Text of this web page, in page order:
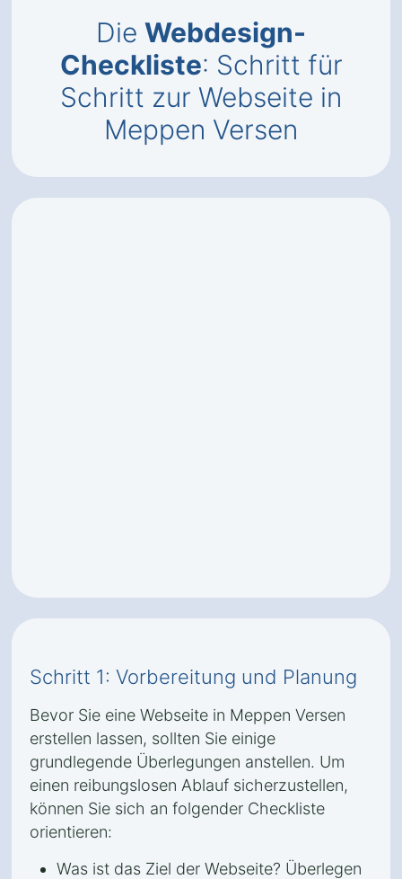
Die Webdesign-
Checkliste: Schritt für
Schritt zur Webseite in
Meppen Versen
Schritt 1: Vorbereitung und Planung
Bevor Sie eine Webseite in Meppen Versen
erstellen lassen, sollten Sie einige
grundlegende Überlegungen anstellen. Um
einen reibungslosen Ablauf sicherzustellen,
können Sie sich an folgender Checkliste
orientieren:
Was ist das Ziel der Webseite? Überlegen